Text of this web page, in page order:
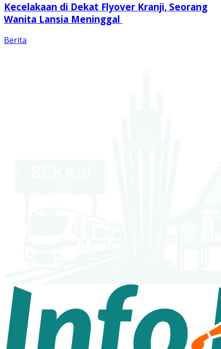
Kecelakaan di Dekat Flyover Kranji, Seorang
Wanita Lansia Meninggal
Berita